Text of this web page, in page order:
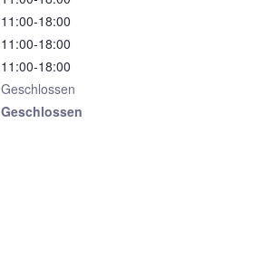
11:00‑18:00
11:00‑18:00
11:00‑18:00
Geschlossen
Geschlossen